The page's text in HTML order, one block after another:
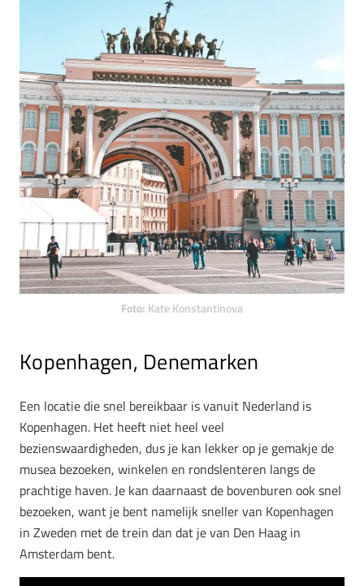
Foto: Kate Konstantinova
Kopenhagen, Denemarken
Een locatie die snel bereikbaar is vanuit Nederland is
Kopenhagen. Het heeft niet heel veel
bezienswaardigheden, dus je kan lekker op je gemakje de
musea bezoeken, winkelen en rondslenteren langs de
prachtige haven. Je kan daarnaast de bovenburen ook snel
bezoeken, want je bent namelijk sneller van Kopenhagen
in Zweden met de trein dan dat je van Den Haag in
Amsterdam bent.